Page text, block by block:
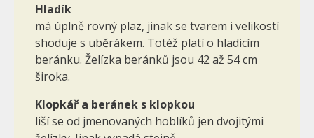
Hladík
má úplně rovný plaz, jinak se tvarem i velikostí
shoduje s uběrákem. Totéž platí o hladicím
beránku. Želízka beránků jsou 42 až 54 cm
široka.
Klopkář a beránek s klopkou
liší se od jmenovaných hoblíků jen dvojitými